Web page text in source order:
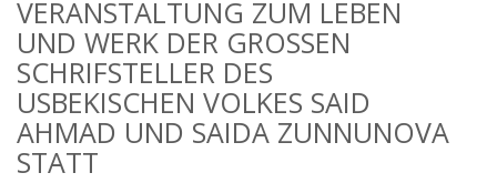
VERANSTALTUNG ZUM LEBEN
UND WERK DER GROSSEN
SCHRIFSTELLER DES
USBEKISCHEN VOLKES SAID
AHMAD UND SAIDA ZUNNUNOVA
STATT